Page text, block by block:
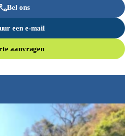
Bel ons
een e-mail
aanvragen